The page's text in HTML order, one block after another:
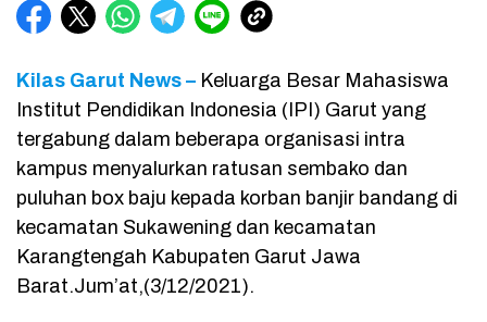
Kilas Garut News – Keluarga Besar Mahasiswa
Institut Pendidikan Indonesia (IPI) Garut yang
tergabung dalam beberapa organisasi intra
kampus menyalurkan ratusan sembako dan
puluhan box baju kepada korban banjir bandang di
kecamatan Sukawening dan kecamatan
Karangtengah Kabupaten Garut Jawa
Barat.Jum’at,(3/12/2021).